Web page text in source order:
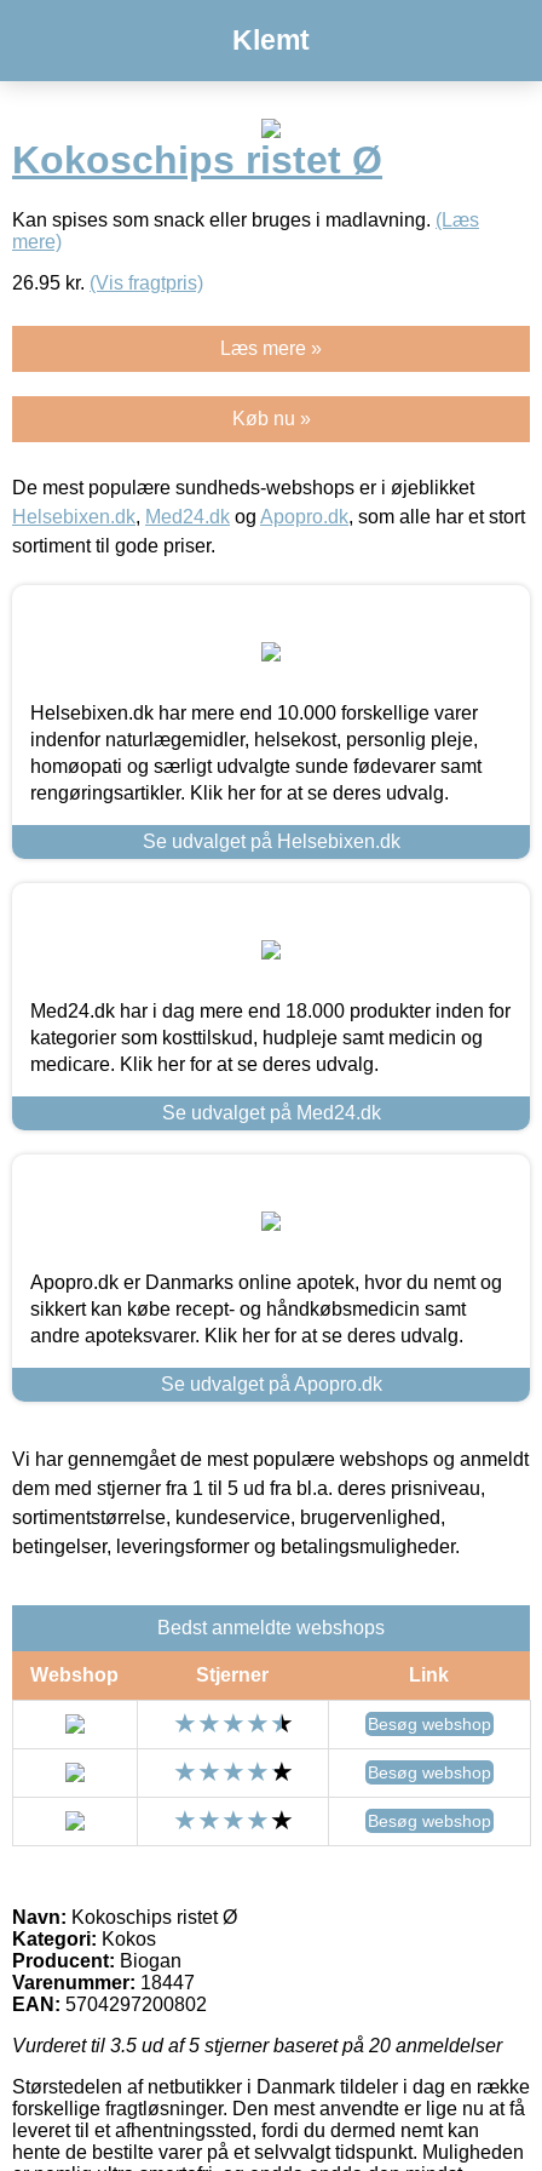
Klemt
Kokoschips ristet Ø
Kan spises som snack eller bruges i madlavning. (Læs
mere)
26.95 kr. (Vis fragtpris)
Læs mere »
Køb nu »
De mest populære sundheds-webshops er i øjeblikket
Helsebixen.dk, Med24.dk og Apopro.dk, som alle har et stort
sortiment til gode priser.
Helsebixen.dk har mere end 10.000 forskellige varer
indenfor naturlægemidler, helsekost, personlig pleje,
homøopati og særligt udvalgte sunde fødevarer samt
rengøringsartikler. Klik her for at se deres udvalg.
Se udvalget på Helsebixen.dk
Med24.dk har i dag mere end 18.000 produkter inden for
kategorier som kosttilskud, hudpleje samt medicin og
medicare. Klik her for at se deres udvalg.
Se udvalget på Med24.dk
Apopro.dk er Danmarks online apotek, hvor du nemt og
sikkert kan købe recept- og håndkøbsmedicin samt
andre apoteksvarer. Klik her for at se deres udvalg.
Se udvalget på Apopro.dk
Vi har gennemgået de mest populære webshops og anmeldt
dem med stjerner fra 1 til 5 ud fra bl.a. deres prisniveau,
sortimentstørrelse, kundeservice, brugervenlighed,
betingelser, leveringsformer og betalingsmuligheder.
Bedst anmeldte webshops
Webshop Stjerner Link
Besøg webshop
Besøg webshop
Besøg webshop
Navn: Kokoschips ristet Ø
Kategori: Kokos
Producent: Biogan
Varenummer: 18447
EAN: 5704297200802
Vurderet til 3.5 ud af 5 stjerner baseret på 20 anmeldelser
Størstedelen af netbutikker i Danmark tildeler i dag en række
forskellige fragtløsninger. Den mest anvendte er lige nu at få
leveret til et afhentningssted, fordi du dermed nemt kan
hente de bestilte varer på et selvvalgt tidspunkt. Muligheden